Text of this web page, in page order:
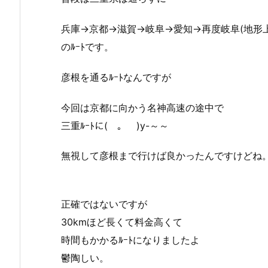
兵庫→京都→滋賀→岐阜→愛知→再度岐阜(地形
のﾙｰﾄです。
彦根を通るﾙｰﾄなんですが
今回は京都に向かう名神高速の途中で
三重ﾙｰﾄに(￣。￣)y-～～
無視して彦根まで行けば良かったんですけどね。
正確ではないですが
30kmほど長くて料金高くて
時間もかかるﾙｰﾄになりましたよ
鬱陶しい。